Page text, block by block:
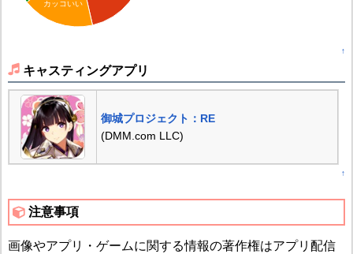
カッコいい
↑
キャスティングアプリ
御城プロジェクト：RE
(DMM.com LLC)
↑
注意事項
画像やアプリ・ゲームに関する情報の著作権はアプリ配信